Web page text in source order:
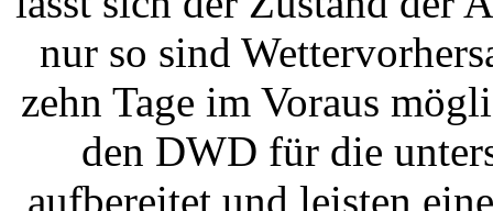
nur so sind
zehn Tage im Voraus
den DWD für die
aufbereitet und leisten